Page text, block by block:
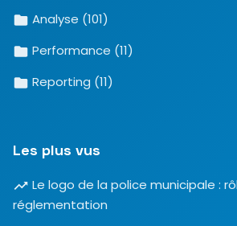
Analyse (101)
Performance (11)
Reporting (11)
Les plus vus
Le logo de la police municipale :
réglementation